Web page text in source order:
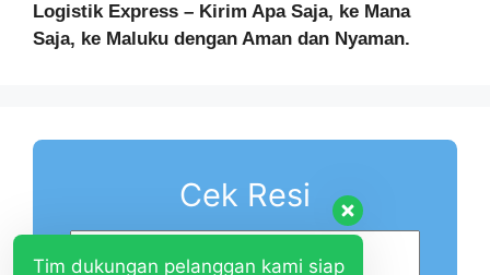
Logistik Express – Kirim Apa Saja, ke Mana
Saja, ke Maluku dengan Aman dan Nyaman.
Cek Resi
Tim dukungan pelanggan kami siap